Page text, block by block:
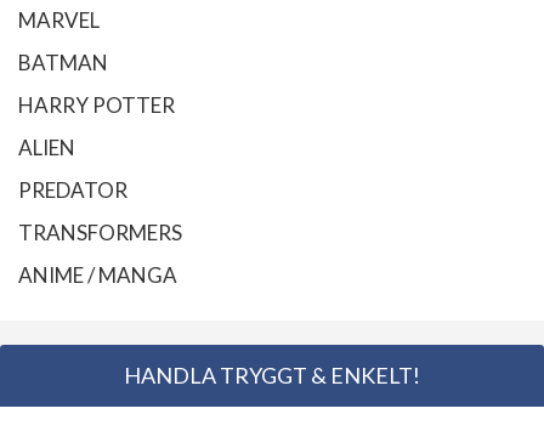
MARVEL
BATMAN
HARRY POTTER
ALIEN
PREDATOR
TRANSFORMERS
ANIME / MANGA
HANDLA TRYGGT & ENKELT!